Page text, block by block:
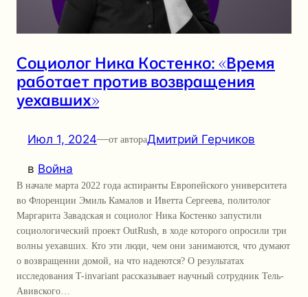
Социолог Ника Костенко: «Время
работает против возвращения
уехавших»
Июл 1, 2024—от автораДмитрий Герчиков
в Война
В начале марта 2022 года аспиранты Европейского университета
во Флоренции Эмиль Камалов и Иветта Сергеева, политолог
Маргарита Завадская и социолог Ника Костенко запустили
социологический проект OutRush, в ходе которого опросили три
волны уехавших. Кто эти люди, чем они занимаются, что думают
о возвращении домой, на что надеются? О результатах
исследования T-invariant рассказывает научный сотрудник Тель-
Авивского…